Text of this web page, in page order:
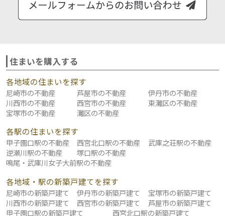
住まいを購入する
各地域の住まいを探す
尼崎市の不動産 芦屋市の不動産
伊丹市の不動産
川西市の不動産
西宮市の不動産
東灘区の不動産
宝塚市の不動産
灘区の不動産
各駅の住まいを探す
甲子園口駅の不動産 西宮北口駅の不動産
武庫之荘駅の不動産
逆瀬川駅の不動産
塚口駅の不動産
鳴尾・武庫川女子大前駅の不動産
各地域・駅の新築戸建てを探す
尼崎市の新築戸建て 伊丹市の新築戸建て
宝塚市の新築戸建て
川西市の新築戸建て
西宮市の新築戸建て
芦屋市の新築戸建て
甲子園口駅の新築戸建て
西宮北口駅の新築戸建て